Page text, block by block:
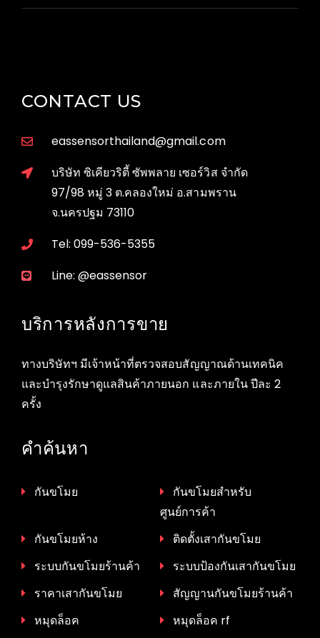
CONTACT US
eassensorthailand@gmail.com
บริษัท ซิเคียวริตี้ ซัพพลาย เซอร์วิส จำกัด
97/98 หมู่ 3 ต.คลองใหม่ อ.สามพราน
จ.นครปฐม 73110
Tel: 099-536-5355
Line: @eassensor
บริการหลังการขาย
ทางบริษัทฯ มีเจ้าหน้าที่ตรวจสอบสัญญาณด้านเทคนิค
และบำรุงรักษาดูแลสินค้าภายนอก และภายใน ปีละ 2
ครั้ง
คำค้นหา
กันขโมย
กันขโมยสำหรับ
ศูนย์การค้า
กันขโมยห้าง
ติดตั้งเสากันขโมย
ระบบกันขโมยร้านค้า
ระบบป้องกันเสากันขโมย
ราคาเสากันขโมย
สัญญานกันขโมยร้านค้า
หมุดล็อค
หมุดล็อค rf